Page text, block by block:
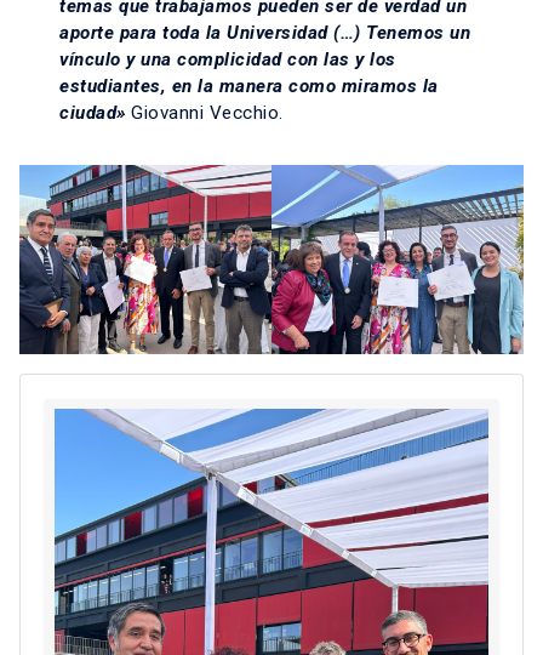
temas que trabajamos pueden ser de verdad un
aporte para toda la Universidad (…) Tenemos un
vínculo y una complicidad con las y los
estudiantes, en la manera como miramos la
ciudad» Giovanni Vecchio.